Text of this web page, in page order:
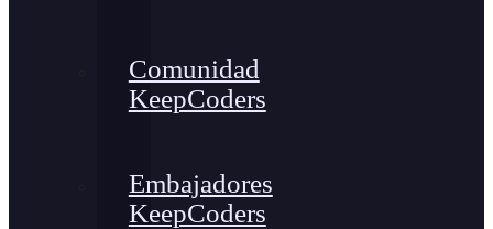
Comunidad
KeepCoders
Embajadores
KeepCoders